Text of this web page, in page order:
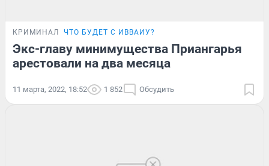
КРИМИНАЛ ЧТО БУДЕТ С ИВВАИУ?
Экс-главу минимущества Приангарья
арестовали на два месяца
11 марта, 2022, 18:52 1 852 Обсудить